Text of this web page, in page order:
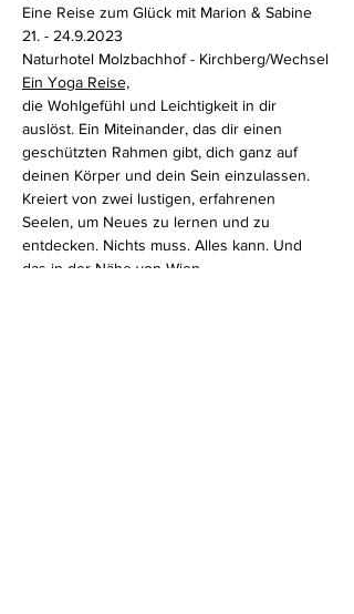
Eine Reise zum Glück mit Marion & Sabine
21. - 24.9.2023
Naturhotel Molzbachhof - Kirchberg/Wechsel
Ein Yoga Reise,
die Wohlgefühl und Leichtigkeit in dir
auslöst. Ein Miteinander, das dir einen
geschützten Rahmen gibt, dich ganz auf
deinen Körper und dein Sein einzulassen.
Kreiert von zwei lustigen, erfahrenen
Seelen, um Neues zu lernen und zu
entdecken. Nichts muss. Alles kann. Und
das in der Nähe von Wien.